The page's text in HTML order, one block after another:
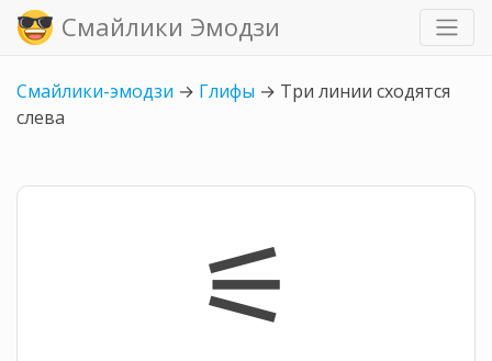
Смайлики Эмодзи
Смайлики-эмодзи → Глифы → Три линии сходятся
слева
⚟